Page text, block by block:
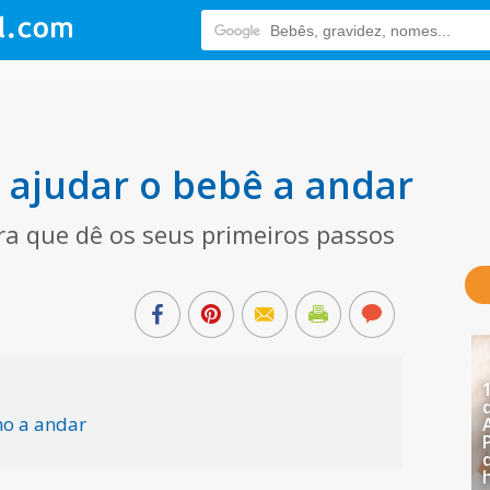
o bebê a andar
que dê os seus primeiros passos
a andar